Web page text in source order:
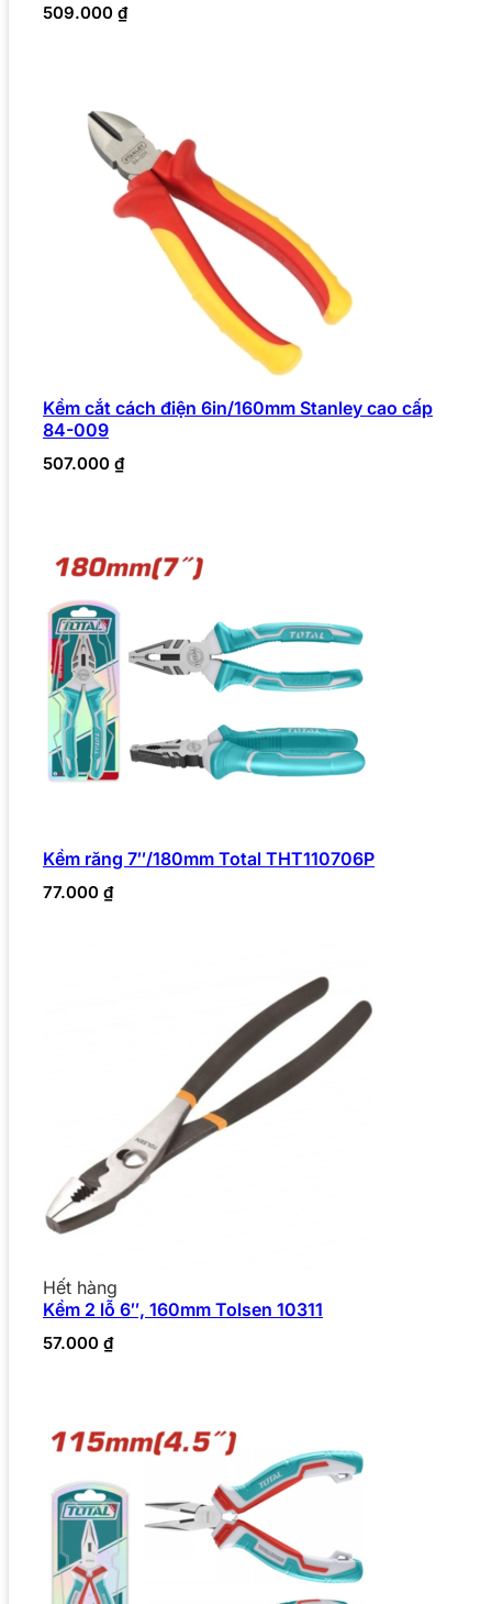
509.000 ₫
Kềm cắt cách điện 6in/160mm Stanley cao cấp
84-009
507.000 ₫
Kềm răng 7″/180mm Total THT110706P
77.000 ₫
Hết hàng
Kềm 2 lỗ 6″, 160mm Tolsen 10311
57.000 ₫